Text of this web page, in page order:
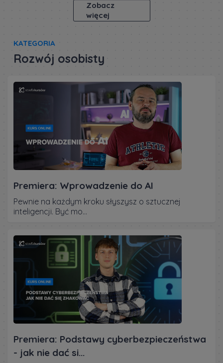
Zobacz
więcej
KATEGORIA
Rozwój osobisty
Premiera: Wprowadzenie do AI
Pewnie na każdym kroku słyszysz o sztucznej
inteligencji. Być mo...
Premiera: Podstawy cyberbezpieczeństwa
- jak nie dać si...